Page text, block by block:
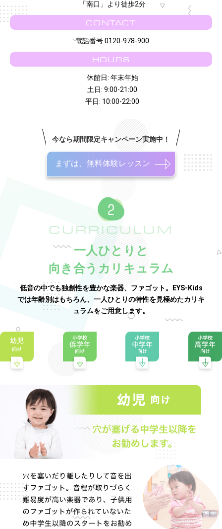
「南口」より徒歩2分
CONTACT
電話番号 0120-978-900
HOURS
休館日: 年末年始
土日: 9:00-21:00
平日: 10:00-22:00
今なら期間限定キャンペーン実施中！
まずは、無料体験レッスン
CURRICULUM
一人ひとりと
向き合うカリキュラム
低音の中でも独創性を豊かな楽器、ファゴット。EYS-Kids
では年齢別はもちろん、一人ひとりの特性を見極めたカリキ
ュラムをご用意します。